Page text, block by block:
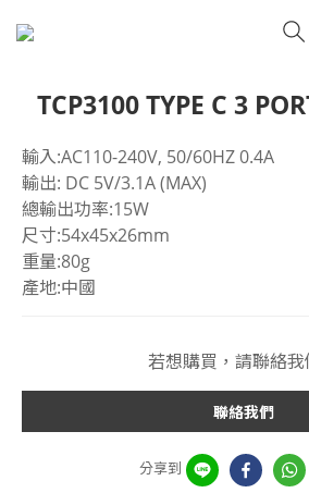
TCP3100 TYPE C 3
輸入:AC110-240V, 50/60HZ 0.4A
輸出: DC 5V/3.1A (MAX)
總輸出功率:15W
尺寸:54x45x26mm
重量:80g
產地:中國
若想購買，請聯絡我
聯絡我們
分享到